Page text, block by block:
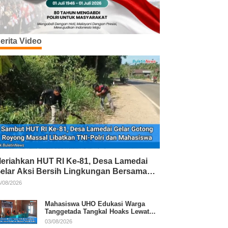
Video
HUT RI Ke-81, Desa Lamedai
Aksi Bersih Lingkungan Bersama
Polri
08/2026
Mahasiswa UHO Edukasi Warga
Tanggetada Tangkal Hoaks Lewat
Program Literasi
03/08/2026